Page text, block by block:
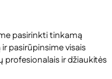
pasirinkti tinkamą
pasirūpinsime visais
profesionalais ir džiaukitės